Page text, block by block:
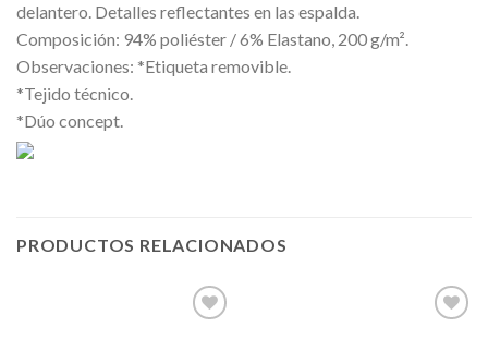
delantero. Detalles reflectantes en las espalda.
Composición: 94% poliéster / 6% Elastano, 200 g/m².
Observaciones: *Etiqueta removible.
*Tejido técnico.
*Dúo concept.
PRODUCTOS RELACIONADOS